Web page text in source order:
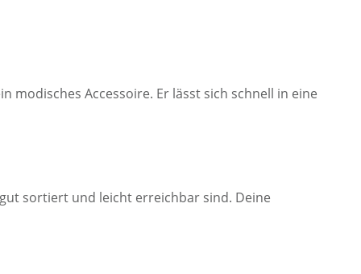
modisches Accessoire. Er lässt sich schnell in eine
sortiert und leicht erreichbar sind. Deine